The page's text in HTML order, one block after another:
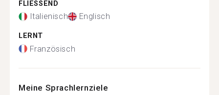
FLIESSEND
Italienisch Englisch
LERNT
Französisch
Meine Sprachlernziele